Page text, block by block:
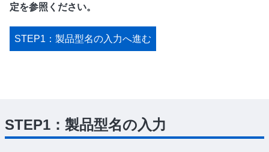
定を参照ください。
STEP1：製品型名の入力へ進む
STEP1：製品型名の入力